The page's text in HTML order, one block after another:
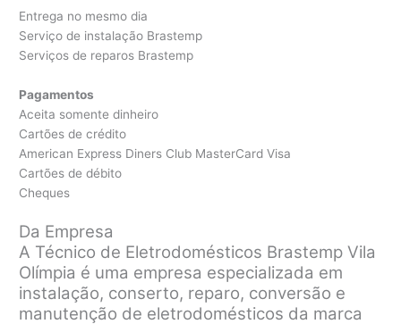
Entrega no mesmo dia
Serviço de instalação Brastemp
Serviços de reparos Brastemp
Pagamentos
Aceita somente dinheiro
Cartões de crédito
American Express Diners Club MasterCard Visa
Cartões de débito
Cheques
Da Empresa
A Técnico de Eletrodomésticos Brastemp Vila
Olímpia é uma empresa especializada em
instalação, conserto, reparo, conversão e
manutenção de eletrodomésticos da marca